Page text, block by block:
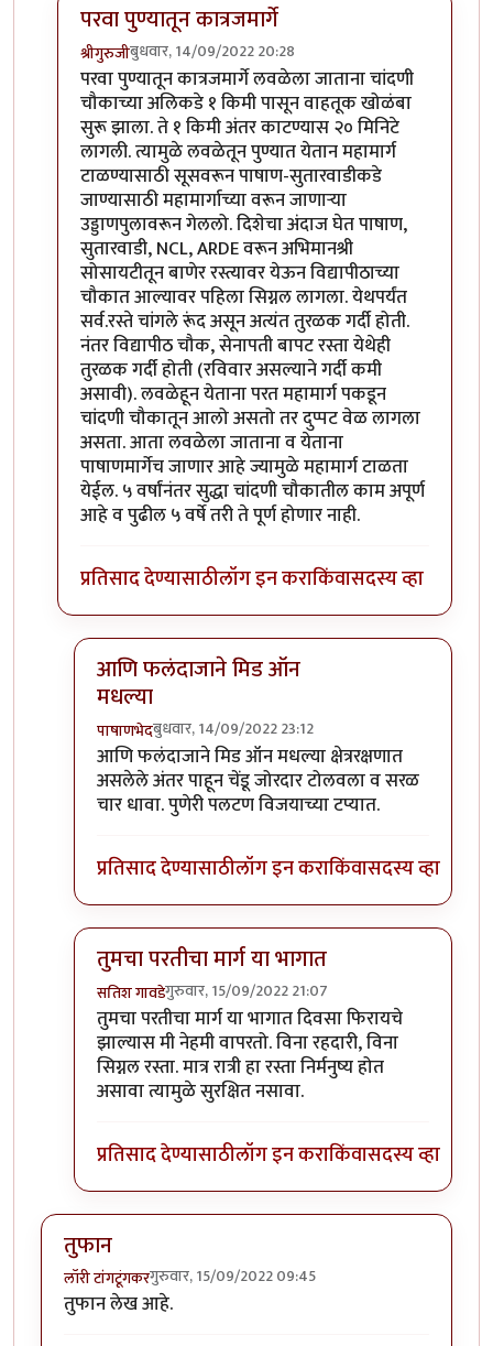
परवा पुण्यातून कात्रजमार्गे
श्रीगुरुजीबुधवार, 14/09/2022 20:28
In reply toलेख विनोदी आहे की नाही यापेक्षाbyराजेंद्र
परवा पुण्यातून कात्रजमार्गे लवळेला जाताना चांदणी
चौकाच्या अलिकडे १ किमी पासून वाहतूक खोळंबा
सुरू झाला. ते १ किमी अंतर काटण्यास २० मिनिटे
लागली. त्यामुळे लवळेतून पुण्यात येतान महामार्ग
टाळण्यासाठी सूसवरून पाषाण-सुतारवाडीकडे
जाण्यासाठी महामार्गाच्या वरून जाणाऱ्या
उड्डाणपुलावरून गेललो. दिशेचा अंदाज घेत पाषाण,
सुतारवाडी, NCL, ARDE वरून अभिमानश्री
सोसायटीतून बाणेर रस्त्यावर येऊन विद्यापीठाच्या
चौकात आल्यावर पहिला सिग्नल लागला. येथपर्यंत
सर्व.रस्ते चांगले रूंद असून अत्यंत तुरळक गर्दी होती.
नंतर विद्यापीठ चौक, सेनापती बापट रस्ता येथेही
तुरळक गर्दी होती (रविवार असल्याने गर्दी कमी
असावी). लवळेहून येताना परत महामार्ग पकडून
चांदणी चौकातून आलो असतो तर दुप्पट वेळ लागला
असता. आता लवळेला जाताना व येताना
पाषाणमार्गेच जाणार आहे ज्यामुळे महामार्ग टाळता
येईल. ५ वर्षांनंतर सुद्धा चांदणी चौकातील काम अपूर्ण
आहे व पुढील ५ वर्षे तरी ते पूर्ण होणार नाही.
प्रतिसाद देण्यासाठीलॉग इन कराकिंवासदस्य व्हा
आणि फलंदाजाने मिड ऑन
मधल्या
पाषाणभेदबुधवार, 14/09/2022 23:12
In reply toपरवा पुण्यातून कात्रजमार्गेbyश्रीगुरुजी
आणि फलंदाजाने मिड ऑन मधल्या क्षेत्ररक्षणात
असलेले अंतर पाहून चेंडू जोरदार टोलवला व सरळ
चार धावा. पुणेरी पलटण विजयाच्या टप्यात.
प्रतिसाद देण्यासाठीलॉग इन कराकिंवासदस्य व्हा
तुमचा परतीचा मार्ग या भागात
सतिश गावडेगुरुवार, 15/09/2022 21:07
In reply toपरवा पुण्यातून कात्रजमार्गेbyश्रीगुरुजी
तुमचा परतीचा मार्ग या भागात दिवसा फिरायचे
झाल्यास मी नेहमी वापरतो. विना रहदारी, विना
सिग्नल रस्ता. मात्र रात्री हा रस्ता निर्मनुष्य होत
असावा त्यामुळे सुरक्षित नसावा.
प्रतिसाद देण्यासाठीलॉग इन कराकिंवासदस्य व्हा
तुफान
लॉरी टांगटूंगकरगुरुवार, 15/09/2022 09:45
तुफान लेख आहे.